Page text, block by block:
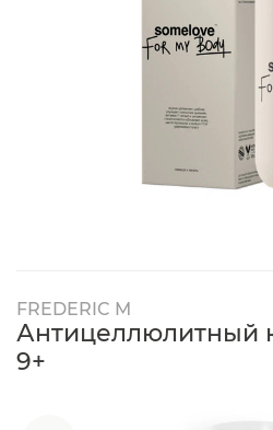
FREDERIC M
Антицеллюлитный
9+